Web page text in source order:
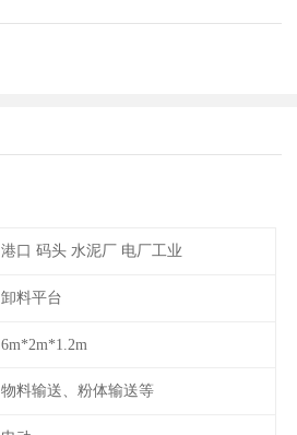
港口 码头 水泥厂 电厂工业
卸料平台
6m*2m*1.2m
物料输送、粉体输送等